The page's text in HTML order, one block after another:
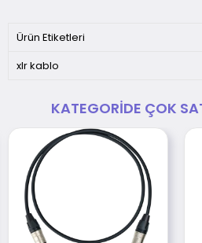
Ürün Etiketleri
xlr kablo
KATEGORIDE ÇOK